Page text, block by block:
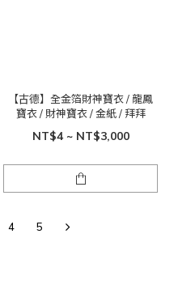
【古德】全金箔財神寶衣 / 龍鳳
寶衣 / 財神寶衣 / 金紙 / 拜拜
NT$4 ~ NT$3,000
4 5